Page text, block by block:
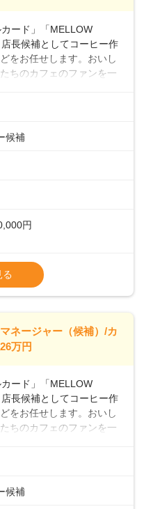
ード」「MELLOW
長候補としてコーヒー作
をお任せします。おいし
ちのカフェのファンを一
のご案内、レジ対応軽食
ーヒーの知識から接客マ
ており、チームワークも
環境です。「カフェの接
ら、売上・シフト・在庫
えていきますので、無理の
さらにマネージャーへの
候補
円
：月給21万4000～27万
の上、決定します。
び各種手当あり
／月給26万7500円
店長職：年収410万円／
ネージャー（候補）/カ
万円
ード」「MELLOW
長候補としてコーヒー作
をお任せします。おいし
ちのカフェのファンを一
のご案内、レジ対応軽食
ーヒーの知識から接客マ
候補